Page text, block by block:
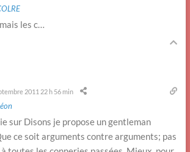
les c…
2011 22 h 56 min
sur Disons je propose un gentleman
ce soit arguments contre arguments; pas